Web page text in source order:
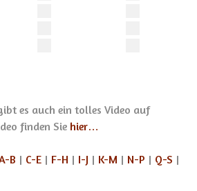
es auch ein tolles Video auf
finden Sie hier…
B | C-E | F-H | I-J | K-M | N-P | Q-S |